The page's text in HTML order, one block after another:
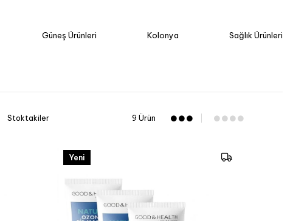
Güneş Ürünleri Kolonya Sağlık Ürünleri
Stoktakiler 9 Ürün
Yeni